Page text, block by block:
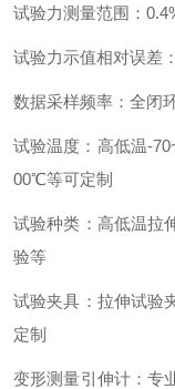
试验力测量范围 ：
试验力示值相对误差 ：
数据采样频率 ： 全闭
试验温度 ： 高低温-
00℃等可定制
试验种类 ： 高低温拉
验等
试验夹具 ： 拉伸试验
定制
变形测量引伸计 ：专